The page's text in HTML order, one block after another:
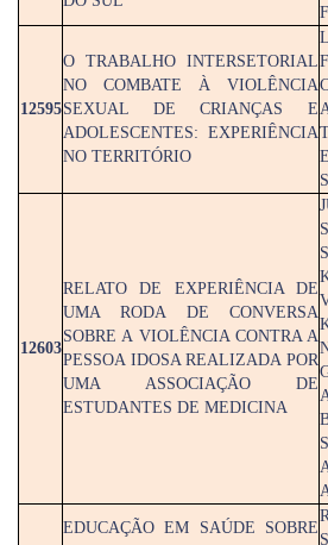
12595
O TRABALHO INTERSETORIAL
NO COMBATE À VIOLÊNCIA
SEXUAL DE CRIANÇAS E
ADOLESCENTES: EXPERIÊNCIA
NO TERRITÓRIO
12603
RELATO DE EXPERIÊNCIA DE
UMA RODA DE CONVERSA
SOBRE A VIOLÊNCIA CONTRA A
PESSOA IDOSA REALIZADA POR
UMA ASSOCIAÇÃO DE
ESTUDANTES DE MEDICINA
EDUCAÇÃO EM SAÚDE SOBRE